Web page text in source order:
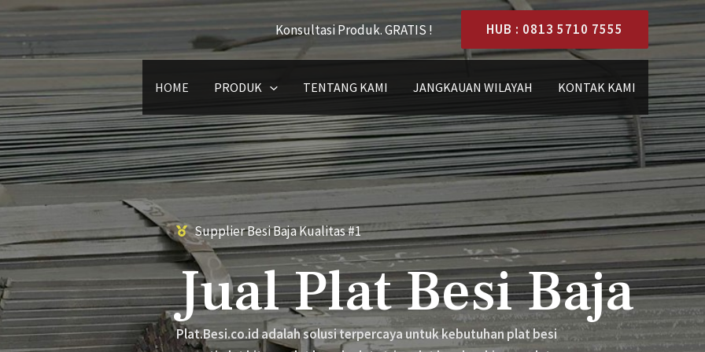
Konsultasi Produk. GRATIS ! HUB : 0813 5710 7555
HOME PRODUK TENTANG KAMI JANGKAUAN WILAYAH KONTAK KAMI
Supplier Besi Baja Kualitas #1
Jual Plat Besi Baja
Plat.Besi.co.id adalah solusi terpercaya untuk kebutuhan plat besi